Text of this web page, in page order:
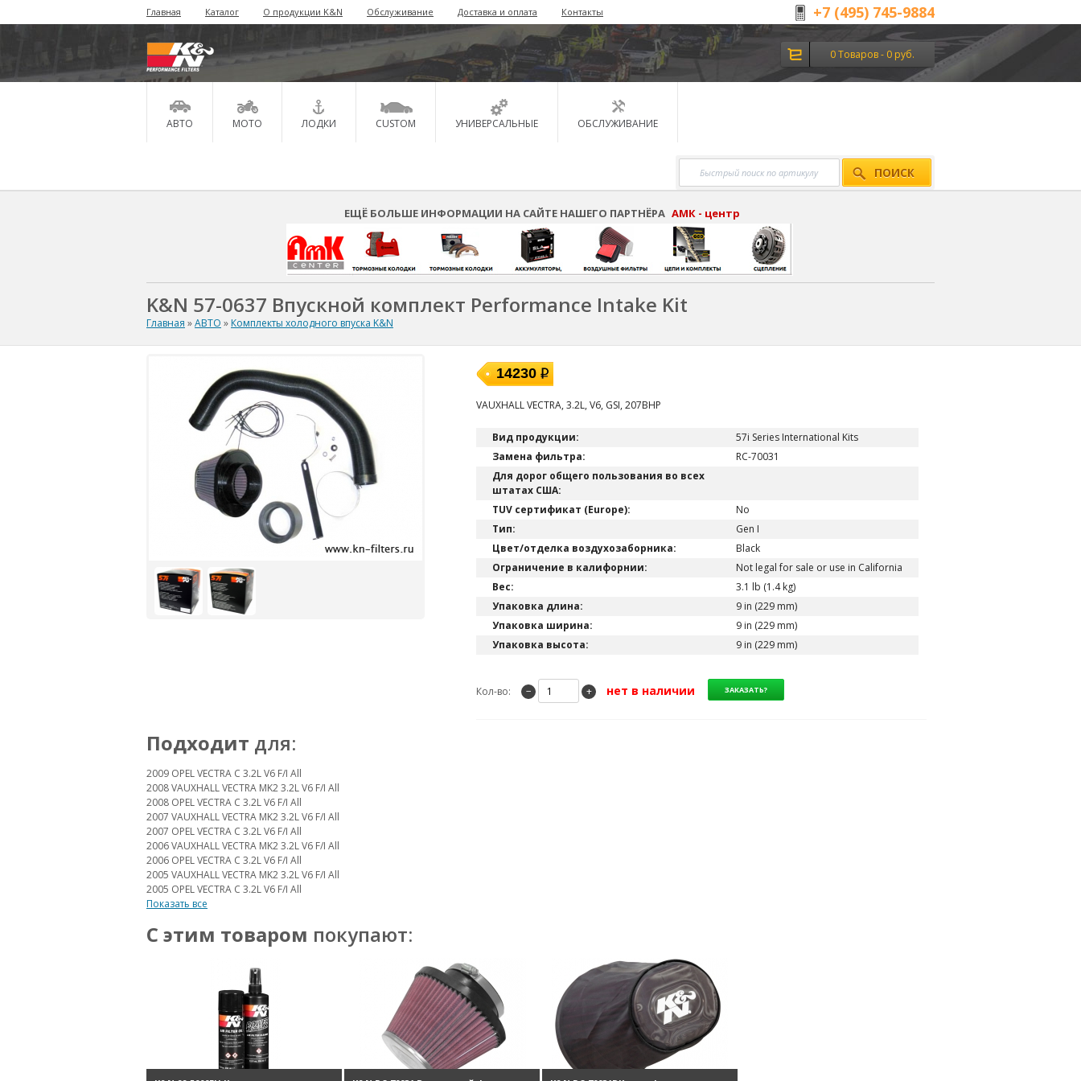
Главная Каталог О продукции K&N Обслуживание Доставка и оплата Контакты +7 (495) 745-9884
0 Товаров - 0 руб.
АВТО МОТО ЛОДКИ CUSTOM УНИВЕРСАЛЬНЫЕ ОБСЛУЖИВАНИЕ
ПОИСК
ЕЩЁ БОЛЬШЕ ИНФОРМАЦИИ НА САЙТЕ НАШЕГО ПАРТНЁРА АМК - центр
K&N 57-0637 Впускной комплект Performance Intake Kit
Главная »АВТО » Комплекты холодного впуска K&N
14230
VAUXHALL VECTRA, 3.2L, V6, GSI, 207BHP
Вид продукции:
57i Series International Kits
Замена фильтра:
RC-70031
Для дорог общего пользования во всех
штатах США:
TUV сертификат (Europe):
No
Тип:
Gen I
Цвет/отделка воздухозаборника:
Black
Ограничение в калифорнии:
Not legal for sale or use in California
Вес:
3.1 lb (1.4 kg)
Упаковка длина:
9 in (229 mm)
Упаковка ширина:
9 in (229 mm)
Упаковка высота:
9 in (229 mm)
Кол-во: − + нет в наличии
Подходит для:
2009 OPEL VECTRA C 3.2L V6 F/I All
2008 VAUXHALL VECTRA MK2 3.2L V6 F/I All
2008 OPEL VECTRA C 3.2L V6 F/I All
2007 VAUXHALL VECTRA MK2 3.2L V6 F/I All
2007 OPEL VECTRA C 3.2L V6 F/I All
2006 VAUXHALL VECTRA MK2 3.2L V6 F/I All
2006 OPEL VECTRA C 3.2L V6 F/I All
2005 VAUXHALL VECTRA MK2 3.2L V6 F/I All
2005 OPEL VECTRA C 3.2L V6 F/I All
Показать все
С этим товаром покупают: